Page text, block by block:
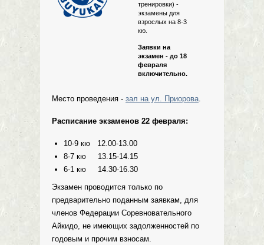
тренировки) -
экзамены для
взрослых на 8-3
кю.
Заявки на
экзамен - до 18
февраля
включительно.
Место проведения - зал на ул. Приорова
Расписание экзаменов 22 февраля:
10-9 кю 12.00-13.00
8-7 кю 13.15-14.15
6-1 кю 14.30-16.30
Экзамен проводится только по
предварительно поданным заявкам, для
членов Федерации Соревновательного
Айкидо, не имеющих задолженностей по
годовым и прочим взносам.